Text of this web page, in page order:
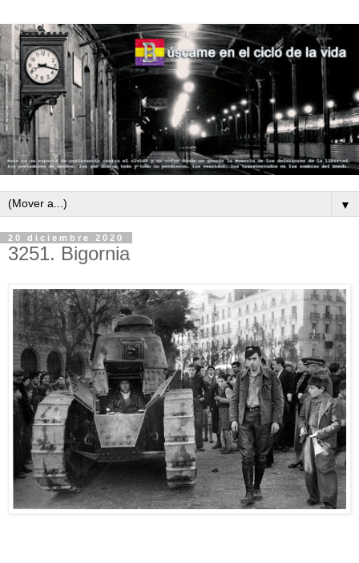
▼
20 diciembre 2020
3251. Bigornia